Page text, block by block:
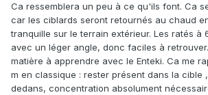
Ca ressemblera un peu à ce qu'ils font. Ca
car les ciblards seront retournés au chaud
tranquille sur le terrain extérieur. Les ratés à
avec un léger angle, donc faciles à
matière à apprendre avec le Enteki. Ca me
m en classique : rester présent dans la cible
dedans, concentration absolument